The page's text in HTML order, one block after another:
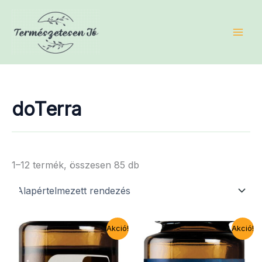
content
doTerra
1–12 termék, összesen 85 db
Akció! Akció!